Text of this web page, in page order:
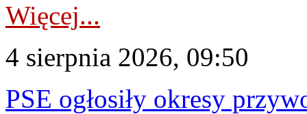
Więcej...
4 sierpnia 2026, 09:50
PSE ogłosiły okresy